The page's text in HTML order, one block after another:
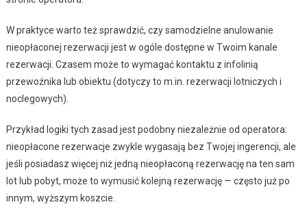
W praktyce warto też sprawdzić, czy samodzielne anulowanie
nieopłaconej rezerwacji jest w ogóle dostępne w Twoim kanale
rezerwacji. Czasem może to wymagać kontaktu z infolinią
przewoźnika lub obiektu (dotyczy to m.in. rezerwacji lotniczych i
noclegowych).
Przykład logiki tych zasad jest podobny niezależnie od operatora:
nieopłacone rezerwacje zwykle wygasają bez Twojej ingerencji, ale
jeśli posiadasz więcej niż jedną nieopłaconą rezerwację na ten sam
lot lub pobyt, może to wymusić kolejną rezerwację — często już po
innym, wyższym koszcie.